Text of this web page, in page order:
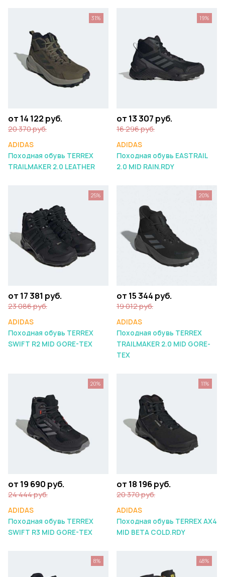
от 14 122 руб.
20 370 руб.
ADIDAS
Походная обувь TERREX
TRAILMAKER 2.0 LEATHER
31%
от 13 307 руб.
16 296 руб.
ADIDAS
Походная обувь EASTRAIL
2.0 MID RAIN.RDY
19%
от 17 381 руб.
23 086 руб.
ADIDAS
Походная обувь TERREX
SWIFT R2 MID GORE-TEX
25%
от 15 344 руб.
19 012 руб.
ADIDAS
Походная обувь TERREX
TRAILMAKER 2.0 MID GORE-
TEX
20%
от 19 690 руб.
24 444 руб.
ADIDAS
Походная обувь TERREX
SWIFT R3 MID GORE-TEX
20%
от 18 196 руб.
20 370 руб.
ADIDAS
Походная обувь TERREX AX4
MID BETA COLD.RDY
11%
8% 48%